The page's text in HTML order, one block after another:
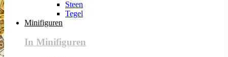
Steen
Tegel
Minifiguren
In Minifiguren